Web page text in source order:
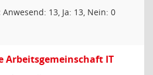
Anwesend: 13, Ja: 13, Nein: 0
Arbeitsgemeinschaft IT